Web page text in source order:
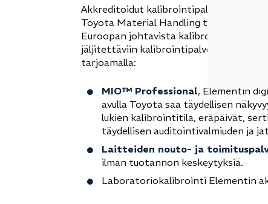
Akkreditoidut kalibrointipalvelut
Toyota Material Handling tekee
Euroopan johtavista
jäljitettäviin kalibrointipalveluihin.
tarjoamalla:
MIO™ Professional, Elementin
avulla Toyota saa täydellisen
lukien kalibrointitila, eräpäivät,
täydellisen auditointivalmiuden ja
Laitteiden nouto- ja
ilman tuotannon keskeytyksiä.
Laboratoriokalibrointi Elementin